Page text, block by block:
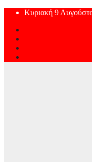
Skip
content
Κυριακή 9